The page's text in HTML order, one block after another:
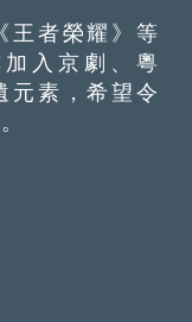
者榮耀》等
入京劇、粵
元素，希望令